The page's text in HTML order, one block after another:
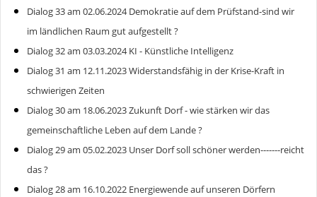
Dialog 33 am 02.06.2024 Demokratie auf dem Prüfstand-sind wir
im ländlichen Raum gut aufgestellt ?
Dialog 32 am 03.03.2024 KI - Künstliche Intelligenz
Dialog 31 am 12.11.2023 Widerstandsfähig in der Krise-Kraft in
schwierigen Zeiten
Dialog 30 am 18.06.2023 Zukunft Dorf - wie stärken wir das
gemeinschaftliche Leben auf dem Lande ?
Dialog 29 am 05.02.2023 Unser Dorf soll schöner werden-------reicht
das ?
Dialog 28 am 16.10.2022 Energiewende auf unseren Dörfern